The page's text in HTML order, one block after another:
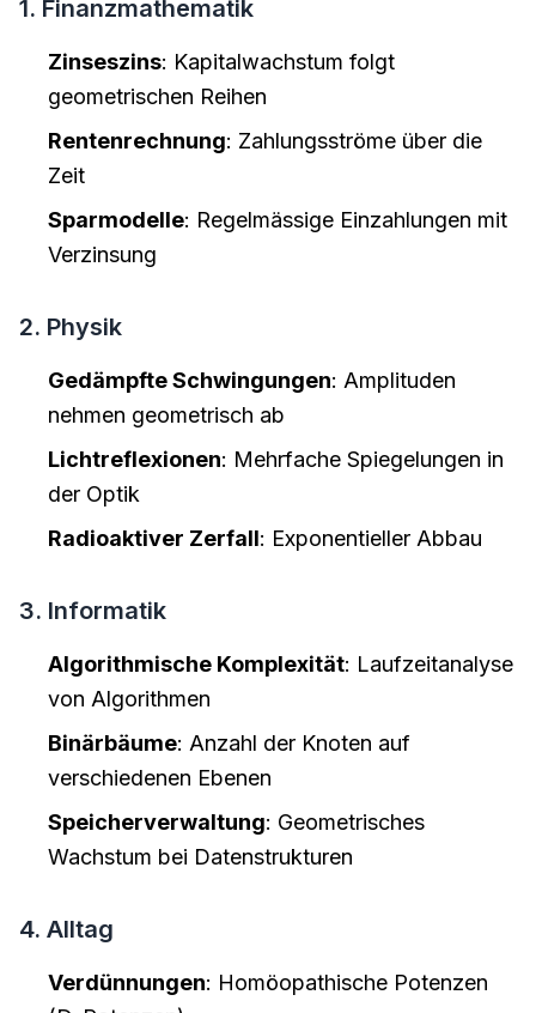
1. Finanzmathematik
Zinseszins: Kapitalwachstum folgt
geometrischen Reihen
Rentenrechnung: Zahlungsströme über die
Zeit
Sparmodelle: Regelmässige Einzahlungen mit
Verzinsung
2. Physik
Gedämpfte Schwingungen: Amplituden
nehmen geometrisch ab
Lichtreflexionen: Mehrfache Spiegelungen in
der Optik
Radioaktiver Zerfall: Exponentieller Abbau
3. Informatik
Algorithmische Komplexität: Laufzeitanalyse
von Algorithmen
Binärbäume: Anzahl der Knoten auf
verschiedenen Ebenen
Speicherverwaltung: Geometrisches
Wachstum bei Datenstrukturen
4. Alltag
Verdünnungen: Homöopathische Potenzen